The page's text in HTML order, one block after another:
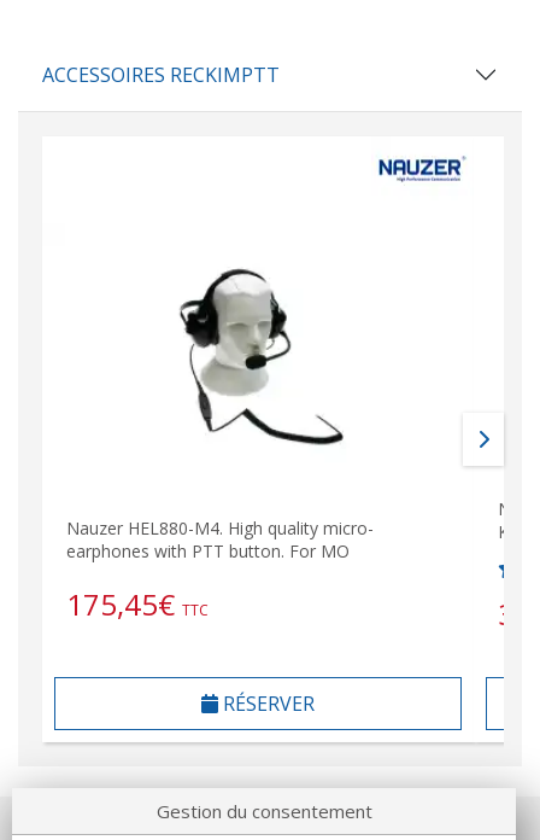
ACCESSOIRES RECKIMPTT
Nauzer HEL880-M4. High quality micro-
earphones with PTT button. For MO
175,45€ TTC
RÉSERVER
Kit
Gestion du consentement